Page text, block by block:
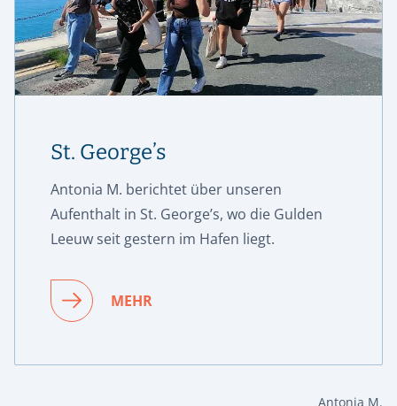
St. George’s
Antonia M. berichtet über unseren
Aufenthalt in St. George’s, wo die Gulden
Leeuw seit gestern im Hafen liegt.
MEHR
Antonia M.